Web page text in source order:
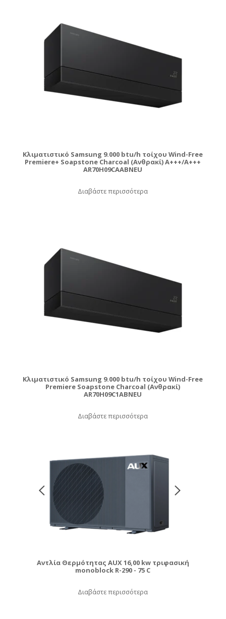
Κλιματιστικό Samsung 9.000 btu/h τοίχου Wind-Free
Premiere+ Soapstone Charcoal (Ανθρακί) A+++/A+++
AR70H09CAABNEU
Διαβάστε περισσότερα
Κλιματιστικό Samsung 9.000 btu/h τοίχου Wind-Free
Premiere Soapstone Charcoal (Ανθρακί)
AR70H09C1ABNEU
Διαβάστε περισσότερα
Αντλία Θερμότητας AUX 16,00 kw τριφασική
monoblock R-290 - 75 C
Διαβάστε περισσότερα